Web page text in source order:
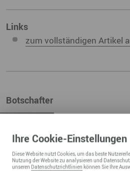
Links
zum vollständigen Artikel
Botschafter
HEINRICH KOHL
Oberbürgermeister
Stadtverwaltung
Aue
Ihre Cookie-Einstellungen
DieseWebsitenutzt Cookies, um das beste
Nutzung derWebsitezu analysieren und
unseren Datenschutzrichtlinien können Sie Ihre